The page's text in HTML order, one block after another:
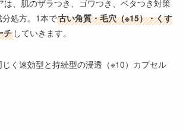
は、肌のザラつき、ゴワつき、ベタつき対策
処方。1本で古い角質・毛穴（※15）・くす
チしていきます。
じく速効型と持続型の浸透（※10）カプセル